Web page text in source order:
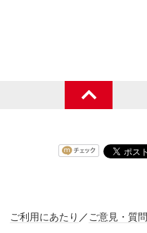
ご利用にあたり ／ ご意見・質問